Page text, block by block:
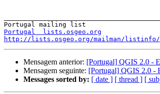
Portugal  lists.osgeo.org
http://lists.osgeo.org/mailman/listinfo/
Mensagem anterior: [Portugal] QGIS 2.0 -
Mensagem seguinte: [Portugal] QGIS 2.0 -
Messages sorted by: [ date ] [ thread ] [